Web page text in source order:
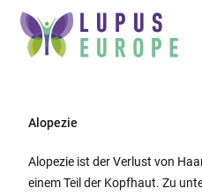
Alopezie
Alopezie ist der Verlust von
einem Teil der Kopfhaut. Zu